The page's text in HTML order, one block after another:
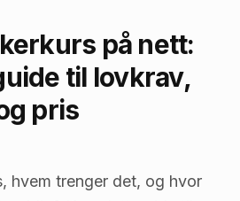
på nett:
til lovkrav,
pris
hvem trenger det, og hvor